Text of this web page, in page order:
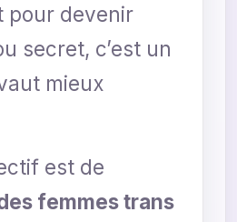
pour devenir
secret, c’est un
mieux
est de
femmes trans